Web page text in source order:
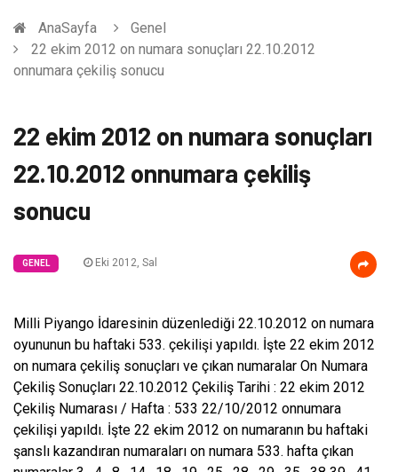
AnaSayfa
Genel
22 ekim 2012 on numara sonuçları 22.10.2012
onnumara çekiliş sonucu
22 ekim 2012 on numara sonuçları
22.10.2012 onnumara çekiliş
sonucu
GENEL Eki 2012, Sal
Milli Piyango İdaresinin düzenlediği 22.10.2012 on numara
oyununun bu haftaki 533. çekilişi yapıldı. İşte 22 ekim 2012
on numara çekiliş sonuçları ve çıkan numaralar On Numara
Çekiliş Sonuçları 22.10.2012 Çekiliş Tarihi : 22 ekim 2012
Çekiliş Numarası / Hafta : 533 22/10/2012 onnumara
çekilişi yapıldı. İşte 22 ekim 2012 on numaranın bu haftaki
şanslı kazandıran numaraları on numara 533. hafta çıkan